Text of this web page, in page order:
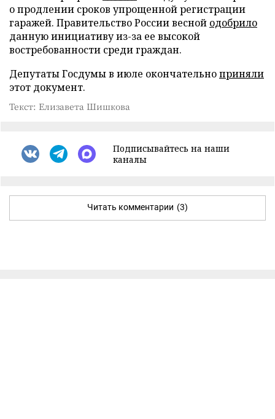
о продлении сроков упрощенной регистрации
гаражей. Правительство России весной одобрило
данную инициативу из-за ее высокой
востребованности среди граждан.
Депутаты Госдумы в июле окончательноприняли
этот документ.
Текст: Елизавета Шишкова
Подписывайтесь на наши
каналы
Читать комментарии (3)